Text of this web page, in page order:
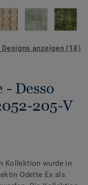
anzeigen (18)
- Desso
205-V
Kollektion wurde in
Odette Ex als